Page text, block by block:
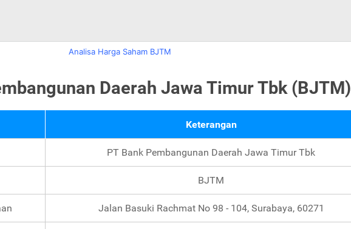
Analisa Harga Saham BJTM
Daerah Jawa Timur Tbk (BJTM)
Keterangan
PT Bank Pembangunan Daerah Jawa Timur Tbk
BJTM
Jalan Basuki Rachmat No 98 - 104, Surabaya, 60271